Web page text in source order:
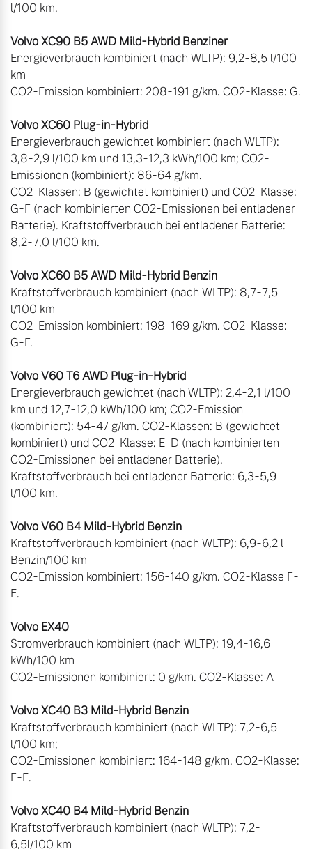
l/100 km.
Energieverbrauch kombiniert (nach WLTP): 9,2-8,5 l/100
km
CO2-Emission kombiniert: 208-191 g/km. CO2-Klasse: G.
Energieverbrauch gewichtet kombiniert (nach WLTP):
3,8-2,9 l/100 km und 13,3-12,3 kWh/100 km; CO2-
Emissionen (kombiniert): 86-64 g/km.
CO2-Klassen: B (gewichtet kombiniert) und CO2-Klasse:
G-F (nach kombinierten CO2-Emissionen bei entladener
Batterie). Kraftstoffverbrauch bei entladener Batterie:
8,2-7,0 l/100 km.
Kraftstoffverbrauch kombiniert (nach WLTP): 8,7-7,5
l/100 km
CO2-Emission kombiniert: 198-169 g/km. CO2-Klasse:
G-F.
Energieverbrauch gewichtet (nach WLTP): 2,4-2,1 l/100
km und 12,7-12,0 kWh/100 km; CO2-Emission
(kombiniert): 54-47 g/km. CO2-Klassen: B (gewichtet
kombiniert) und CO2-Klasse: E-D (nach kombinierten
CO2-Emissionen bei entladener Batterie).
Kraftstoffverbrauch bei entladener Batterie: 6,3-5,9
l/100 km.
Kraftstoffverbrauch kombiniert (nach WLTP): 6,9-6,2 l
Benzin/100 km
CO2-Emission kombiniert: 156-140 g/km. CO2-Klasse F-
E.
Stromverbrauch kombiniert (nach WLTP): 19,4-16,6
kWh/100 km
CO2-Emissionen kombiniert: 0 g/km. CO2-Klasse: A
Kraftstoffverbrauch kombiniert (nach WLTP): 7,2-6,5
l/100 km;
CO2-Emissionen kombiniert: 164-148 g/km. CO2-Klasse:
F-E.
Kraftstoffverbrauch kombiniert (nach WLTP): 7,2-
6,5l/100 km